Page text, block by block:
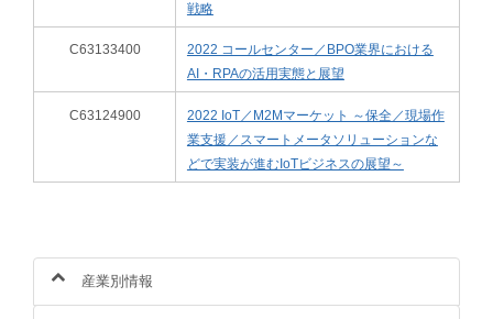
戦略
C63133400
2022 コールセンター／BPO業界における
AI・RPAの活用実態と展望
C63124900
2022 IoT／M2Mマーケット ～保全／現場作
業支援／スマートメータソリューションな
どで実装が進むIoTビジネスの展望～
産業別情報